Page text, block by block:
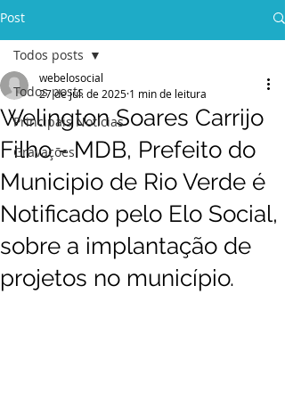
Post
Todos posts
Principais Notícias
Gravações
Todos posts
Welington Soares Carrijo
Filho - MDB, Prefeito do
Municipio de Rio Verde é
Notificado pelo Elo Social,
sobre a implantação de
projetos no município.
webelosocial
27 de jul. de 2025 1 min de leitura